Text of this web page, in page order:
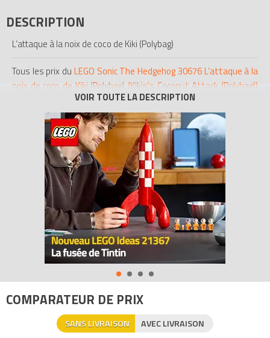
DESCRIPTION
L’attaque à la noix de coco de Kiki (Polybag)
Tous les prix du LEGO Sonic The Hedgehog 30676 L’attaque à la
noix de coco de Kiki (Polybag) (Kikis's Coconut Attack (Polybag))
sur Avenue de la brique, comparateur de prix 100% LEGO.
Code EAN du LEGO Sonic The Hedgehog 30676 :
5702017592732.
COMPARATEUR DE PRIX
SANS LIVRAISON AVEC LIVRAISON